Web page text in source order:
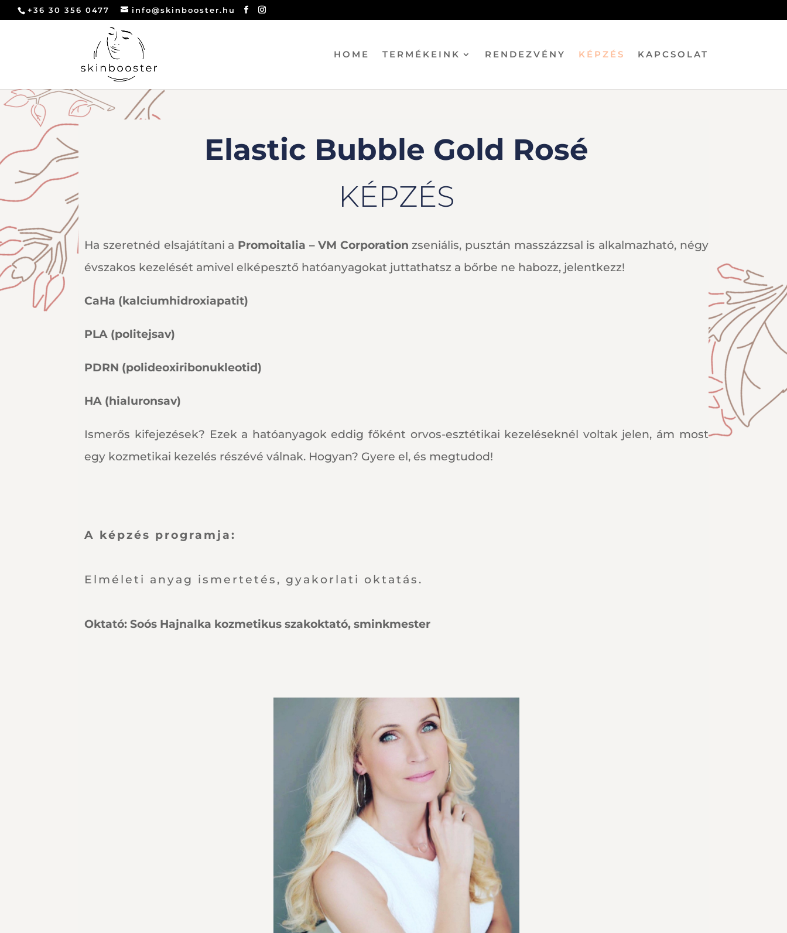
+36 30 356 0477 info@skinbooster.hu
HOME TERMÉKEINK RENDEZVÉNY KÉPZÉS KAPCSOLAT
Elastic Bubble Gold Rosé
KÉPZÉS
Ha szeretnéd elsajátítani a Promoitalia – VM Corporation zseniális, pusztán masszázzsal is alkalmazható, négy
évszakos kezelését amivel elképesztő hatóanyagokat juttathatsz a bőrbe ne habozz, jelentkezz!
CaHa (kalciumhidroxiapatit)
PLA (politejsav)
PDRN (polideoxiribonukleotid)
HA (hialuronsav)
Ismerős kifejezések? Ezek a hatóanyagok eddig főként orvos-esztétikai kezeléseknél voltak jelen, ám most
egy kozmetikai kezelés részévé válnak. Hogyan? Gyere el, és megtudod!
A képzés programja:
Elméleti anyag ismertetés, gyakorlati oktatás.
Oktató: Soós Hajnalka kozmetikus szakoktató, sminkmester